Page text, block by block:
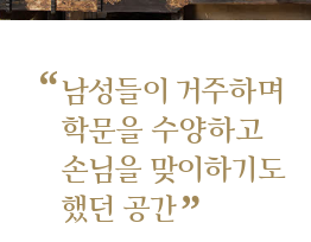
“남성들이 거주하며
학문을 수양하고
손님을 맞이하기도
했던 공간”